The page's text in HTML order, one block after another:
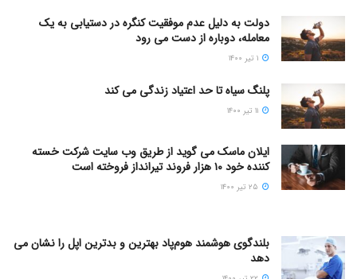
دولت به دلیل عدم موفقیت کنگره در دستیابی به یک
معامله، دوباره از دست می رود
پلنگ سیاه تا حد اعتیاد زندگی می کند
ایلان ماسک می گوید از طریق وب سایت شرکت خسته
کننده خود ۱۰ هزار فروند تیرانداز فروخته است
بلندگوی هوشمند هوم‌پاد بهترین و بدترین اپل را نشان می
دهد